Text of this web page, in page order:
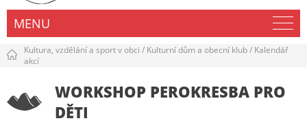
MENU
Kultura, vzdělání a sport v obci / Kulturní dům a obecní klub/ Kalendář
akcí
WORKSHOP PEROKRESBA PRO
DĚTI